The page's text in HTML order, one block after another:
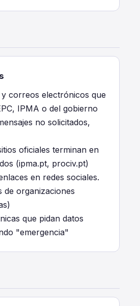
correos electrónicos que
IPMA o del gobierno
no solicitados,
oficiales terminan en
(ipma.pt, prociv.pt)
en redes sociales.
de organizaciones
que pidan datos
"emergencia"